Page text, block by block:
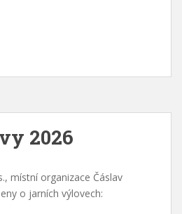
2026
místní organizace Čáslav
o jarních výlovech: